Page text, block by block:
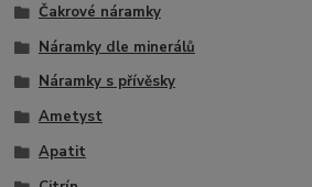
Čakrové náramky
Náramky dle minerálů
Náramky s přívěsky
Ametyst
Apatit